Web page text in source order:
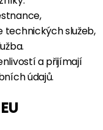
služeb,
a přijímají
údajů.